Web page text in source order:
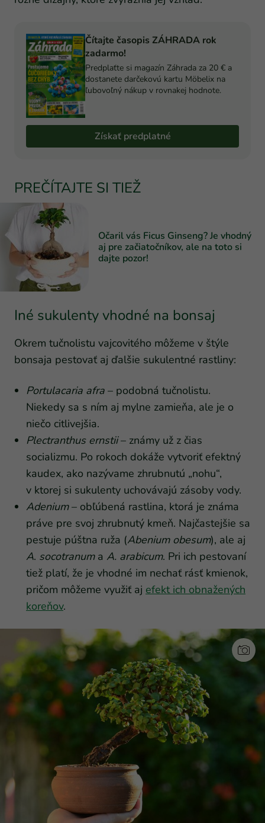
Čítajte časopis ZÁHRADA rok
zadarmo!
Predplaťte si magazín Záhrada za 20 € a
dostanete darčekovú kartu Möbelix na
ľubovoľný nákup v rovnakej hodnote.
Získať predplatné
PREČÍTAJTE SI TIEŽ
Očaril vás Ficus Ginseng? Je vhodný
aj pre začiatočníkov, ale na toto si
dajte pozor!
Iné sukulenty vhodné na bonsaj
Okrem tučnolistu vajcovitého môžeme v štýle
bonsaja pestovať aj ďalšie sukulentné rastliny:
Portulacaria afra – podobná tučnolistu.
Niekedy sa s ním aj mylne zamieňa, ale je o
niečo citlivejšia.
Plectranthus ernstii– známy už z čias
socializmu. Po rokoch dokáže vytvoriť efektný
kaudex, ako nazývame zhrubnutú „nohu“,
v ktorej si sukulenty uchovávajú zásoby vody.
Adenium– obľúbená rastlina, ktorá je známa
práve pre svoj zhrubnutý kmeň. Najčastejšie sa
pestuje púštna ruža (Abenium obesum), ale aj
A. socotranum a A. arabicum. Pri ich pestovaní
tiež platí, že je vhodné im nechať rásť kmienok,
pričom môžeme využiť aj efekt ich obnažených
koreňov.